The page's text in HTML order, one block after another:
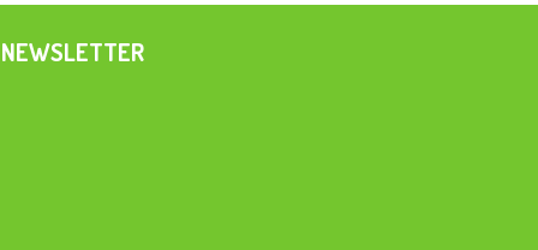
NEWSLETTER